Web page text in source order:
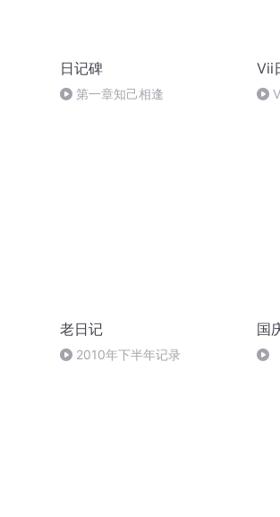
日记碑
第一章知己相逢
Vii
老日记
2010年下半年记录
国